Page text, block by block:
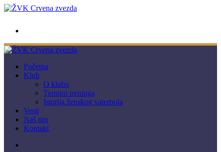
Početna
Klub
O klubu
Termini treninga
Istorija ženskog vaterpola
Vesti
Naš tim
Kontakt